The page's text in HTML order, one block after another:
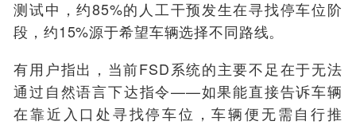
测试中，约85%的人工干预发生在寻找停车位阶
段，约15%源于希望车辆选择不同路线。
有用户指出，当前FSD系统的主要不足在于无法
通过自然语言下达指令——如果能直接告诉车辆
在靠近入口处寻找停车位，车辆便无需自行推